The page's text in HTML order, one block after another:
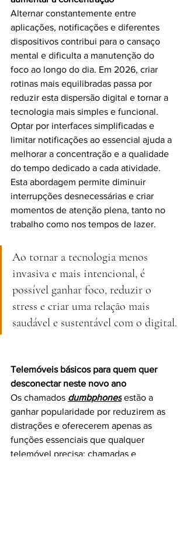
Alternar constantemente entre
aplicações, notificações e diferentes
dispositivos contribui para o cansaço
mental e dificulta a manutenção do
foco ao longo do dia. Em 2026, criar
rotinas mais equilibradas passa por
reduzir esta dispersão digital e tornar a
tecnologia mais simples e funcional.
Optar por interfaces simplificadas e
limitar notificações ao essencial ajuda a
melhorar a concentração e a qualidade
do tempo dedicado a cada atividade.
Esta abordagem permite diminuir
interrupções desnecessárias e criar
momentos de atenção plena, tanto no
trabalho como nos tempos de lazer.
Ao tornar a tecnologia menos
invasiva e mais intencional, é
possível ganhar foco, reduzir o
stress e criar uma relação mais
saudável e sustentável com o digital.
Telemóveis básicos para quem quer
desconectar neste novo ano
Os chamados dumbphones estão a
ganhar popularidade por reduzirem as
distrações e oferecerem apenas as
funções essenciais que qualquer
telemóvel precisa: chamadas e